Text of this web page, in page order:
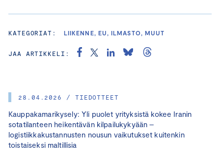
28.04.2026 / TIEDOTTEET
Kauppakamarikysely: Yli puolet yrityksistä kokee Iranin
sotatilanteen heikentävän kilpailukykyään –
logistiikkakustannusten nousun vaikutukset kuitenkin
toistaiseksi maltillisia
KATEGORIAT: LIIKENNE, EU, ILMASTO, MUUT
JAA ARTIKKELI: